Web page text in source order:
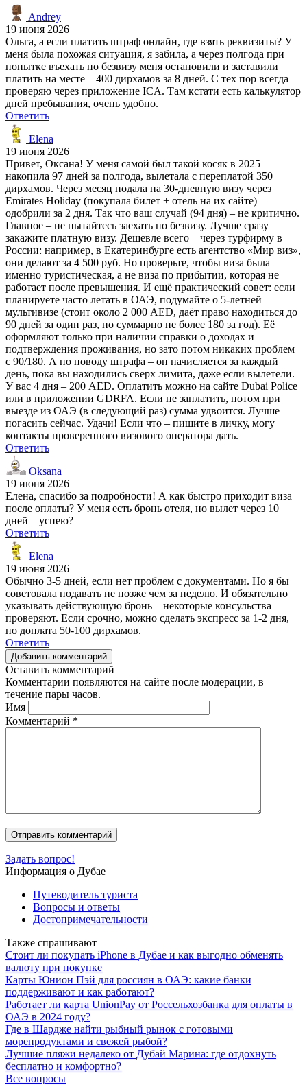
Andrey
19 июня 2026
Ольга, а если платить штраф онлайн, где взять реквизиты? У
меня была похожая ситуация, я забила, а через полгода при
попытке въехать по безвизу меня остановили и заставили
платить на месте – 400 дирхамов за 8 дней. С тех пор всегда
проверяю через приложение ICA. Там кстати есть калькулятор
дней пребывания, очень удобно.
Ответить
Elena
19 июня 2026
Привет, Оксана! У меня самой был такой косяк в 2025 –
накопила 97 дней за полгода, вылетала с переплатой 350
дирхамов. Через месяц подала на 30-дневную визу через
Emirates Holiday (покупала билет + отель на их сайте) –
одобрили за 2 дня. Так что ваш случай (94 дня) – не критично.
Главное – не пытайтесь заехать по безвизу. Лучше сразу
закажите платную визу. Дешевле всего – через турфирму в
России: например, в Екатеринбурге есть агентство «Мир виз»,
они делают за 4 500 руб. Но проверьте, чтобы виза была
именно туристическая, а не виза по прибытии, которая не
работает после превышения. И ещё практический совет: если
планируете часто летать в ОАЭ, подумайте о 5-летней
мультивизе (стоит около 2 000 AED, даёт право находиться до
90 дней за один раз, но суммарно не более 180 за год). Её
оформляют только при наличии справки о доходах и
подтверждения проживания, но зато потом никаких проблем
с 90/180. А по поводу штрафа – он начисляется за каждый
день, пока вы находились сверх лимита, даже если вылетели.
У вас 4 дня – 200 AED. Оплатить можно на сайте Dubai Police
или в приложении GDRFA. Если не заплатить, потом при
выезде из ОАЭ (в следующий раз) сумма удвоится. Лучше
погасить сейчас. Удачи! Если что – пишите в личку, могу
контакты проверенного визового оператора дать.
Ответить
Oksana
19 июня 2026
Елена, спасибо за подробности! А как быстро приходит виза
после оплаты? У меня есть бронь отеля, но вылет через 10
дней – успею?
Ответить
Elena
19 июня 2026
Обычно 3-5 дней, если нет проблем с документами. Но я бы
советовала подавать не позже чем за неделю. И обязательно
указывать действующую бронь – некоторые консульства
проверяют. Если срочно, можно сделать экспресс за 1-2 дня,
но доплата 50-100 дирхамов.
Ответить
Добавить комментарий
Оставить комментарий
Комментарии появляются на сайте после модерации, в
течение пары часов.
Имя
Комментарий *
Задать вопрос!
Информация о Дубае
Путеводитель туриста
Вопросы и ответы
Достопримечательности
Также спрашивают
Стоит ли покупать iPhone в Дубае и как выгодно обменять
валюту при покупке
Карты Юнион Пэй для россиян в ОАЭ: какие банки
поддерживают и как работают?
Работает ли карта UnionPay от Россельхозбанка для оплаты в
ОАЭ в 2024 году?
Где в Шардже найти рыбный рынок с готовыми
морепродуктами и свежей рыбой?
Лучшие пляжи недалеко от Дубай Марина: где отдохнуть
бесплатно и комфортно?
Все вопросы